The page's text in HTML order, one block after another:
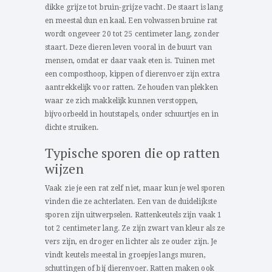
dikke grijze tot bruin-grijze vacht. De staart is lang
en meestal dun en kaal. Een volwassen bruine rat
wordt ongeveer 20 tot 25 centimeter lang, zonder
staart. Deze dieren leven vooral in de buurt van
mensen, omdat er daar vaak eten is. Tuinen met
een composthoop, kippen of dierenvoer zijn extra
aantrekkelijk voor ratten. Ze houden van plekken
waar ze zich makkelijk kunnen verstoppen,
bijvoorbeeld in houtstapels, onder schuurtjes en in
dichte struiken.
Typische sporen die op ratten
wijzen
Vaak zie je een rat zelf niet, maar kun je wel sporen
vinden die ze achterlaten. Een van de duidelijkste
sporen zijn uitwerpselen. Rattenkeutels zijn vaak 1
tot 2 centimeter lang. Ze zijn zwart van kleur als ze
vers zijn, en droger en lichter als ze ouder zijn. Je
vindt keutels meestal in groepjes langs muren,
schuttingen of bij dierenvoer. Ratten maken ook